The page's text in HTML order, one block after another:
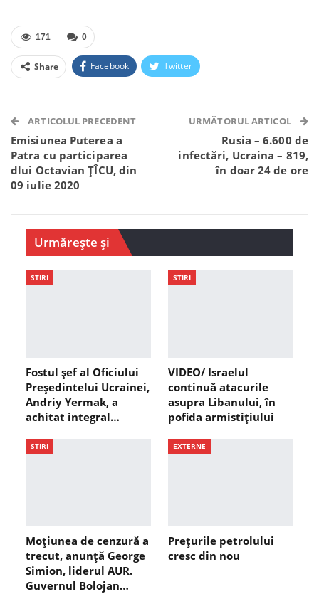
0
171
Share Facebook Twitter
Telegram WhatsApp Viber
ARTICOLUL PRECEDENT
Emisiunea Puterea a
Patra cu participarea
dlui Octavian ȚÎCU, din
09 iulie 2020
URMĂTORUL ARTICOL
Rusia – 6.600 de
infectări, Ucraina – 819,
în doar 24 de ore
Urmărește și
STIRI
Fostul șef al Oficiului
Președintelui Ucrainei,
Andriy Yermak, a
achitat integral…
STIRI
VIDEO/ Israelul
continuă atacurile
asupra Libanului, în
pofida armistițiului
STIRI
Moțiunea de cenzură a
trecut, anunță George
Simion, liderul AUR.
Guvernul Bolojan…
EXTERNE
Prețurile petrolului
cresc din nou